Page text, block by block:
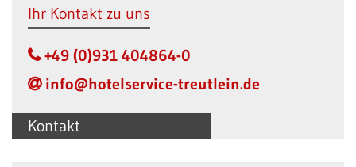
Kontakt
Ihr Kontakt zu uns
+49 (0)931 404864-0
info@hotelservice-treutlein.de